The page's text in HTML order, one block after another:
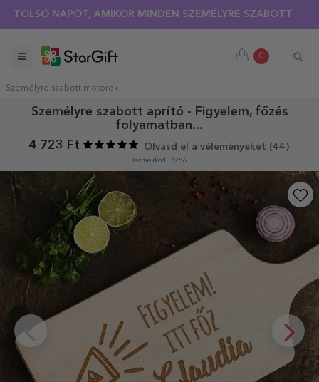
NAPOT, AMIKOR MINDEN SZEMÉLYRE SZABOTT PÓLÓRA
0
Személyre szabott motorok
Személyre szabott aprító - Figyelem, főzés
folyamatban...
4 723 Ft
Olvasd el a véleményeket (44 )
Termékkód: 7256